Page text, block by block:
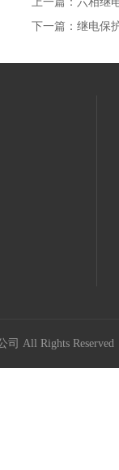
下一篇： 继电保
司 All Rights